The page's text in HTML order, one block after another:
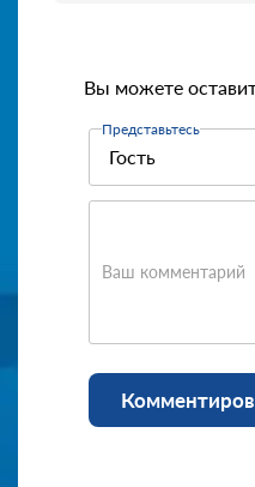
Вы можете
Представьтесь
Ваш комментарий